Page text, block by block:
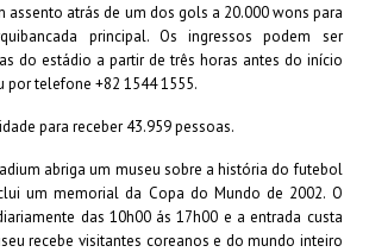
assento atrás de um dos gols a 20.000 wons para
principal. Os ingressos podem ser
do estádio a partir de três horas antes do início
por telefone +82 1544 1555.
para receber 43.959 pessoas.
abriga um museu sobre a história do futebol
um memorial da Copa do Mundo de 2002. O
das 10h00 ás 17h00 e a entrada custa
recebe visitantes coreanos e do mundo inteiro